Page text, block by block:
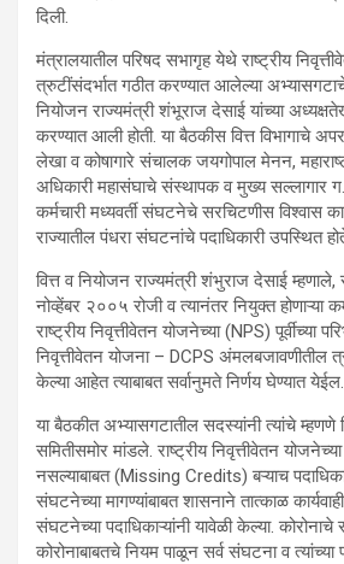
दिली.
मंत्रालयातील परिषद सभागृह येथे राष्ट्रीय
त्रुटींसंदर्भात गठीत करण्यात आलेल्या
नियोजन राज्यमंत्री शंभूराज देसाई यांच्या
करण्यात आली होती. या बैठकीस वित्त विभागाचे
लेखा व कोषागारे संचालक जयगोपाल मेनन,
अधिकारी महासंघाचे संस्थापक व मुख्य सल्लागार
कर्मचारी मध्यवर्ती संघटनेचे सरचिटणीस विश्वास
राज्यातील पंधरा संघटनांचे पदाधिकारी उपस्थित
वित्त व नियोजन राज्यमंत्री शंभुराज देसाई
नोव्हेंबर २००५ रोजी व त्यानंतर नियुक्त होणाऱ्या
राष्ट्रीय निवृत्तीवेतन योजनेच्या (NPS) पूर्वीच्या
निवृत्तीवेतन योजना – DCPS अंमलबजावणीतील
केल्या आहेत त्याबाबत सर्वानुमते निर्णय घेण्यात येईल.
या बैठकीत अभ्यासगटातील सदस्यांनी त्यांचे म्हणणे
समितीसमोर मांडले. राष्ट्रीय निवृत्तीवेतन
नसल्याबाबत (Missing Credits) बऱ्याच
संघटनेच्या मागण्यांबाबत शासनाने तात्काळ
संघटनेच्या पदाधिकाऱ्यांनी यावेळी केल्या.
कोरोनाबाबतचे नियम पाळून सर्व संघटना व त्यांच्या